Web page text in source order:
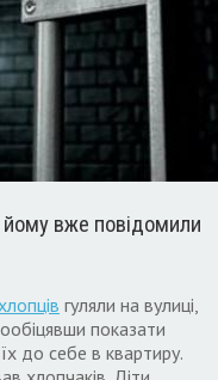
вже повідомили
гуляли на вулиці,
показати
до себе в квартиру.